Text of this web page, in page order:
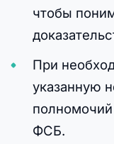
чтобы
При
указанную
ФСБ.